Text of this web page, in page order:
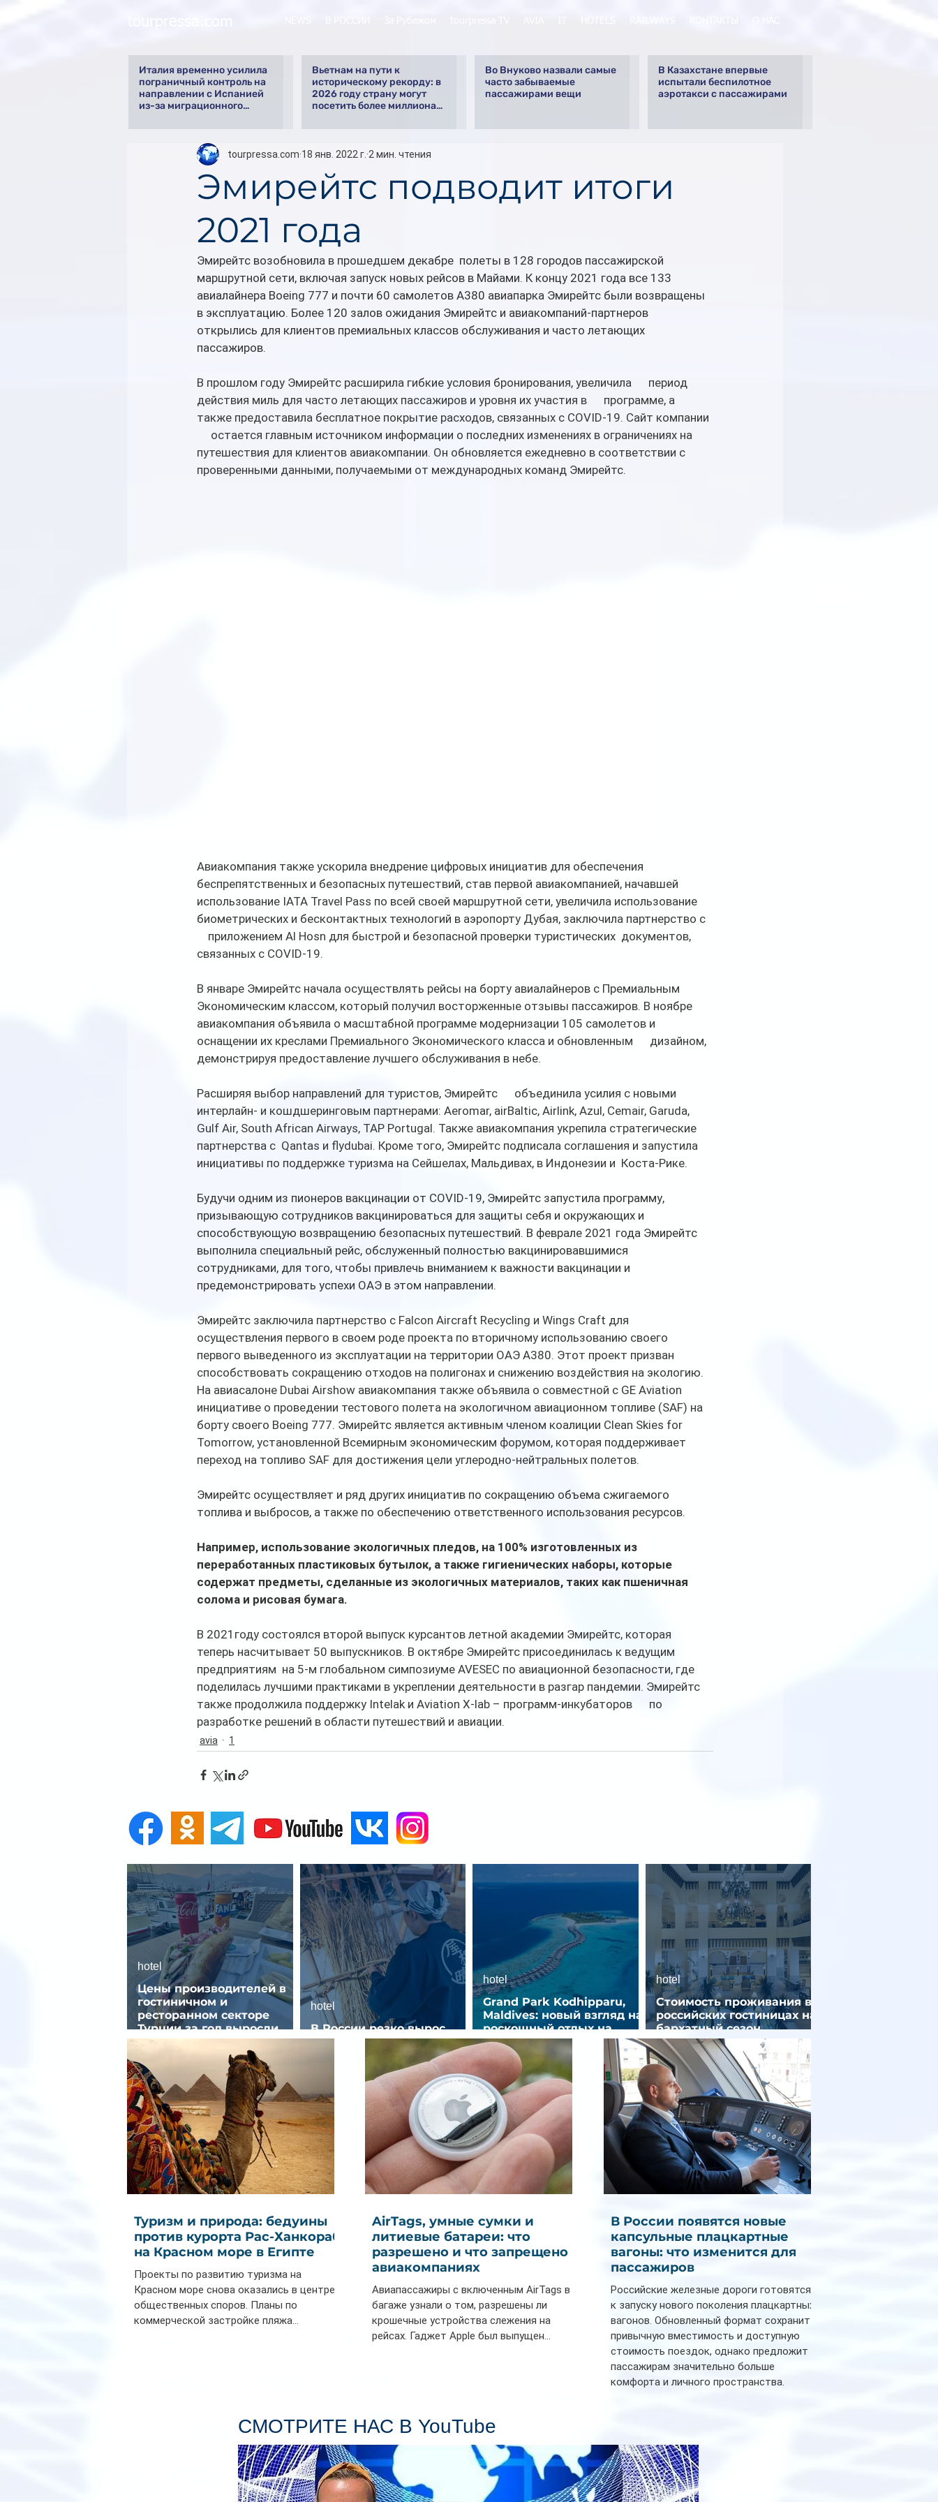
Италия временно усилила
пограничный контроль на
направлении с Испанией
из-за миграционного
Вьетнам на пути к
историческому рекорду: в
2026 году страну могут
посетить более миллиона
Во Внуково назвали самые
часто забываемые
пассажирами вещи
В Казахстане впервые
испытали беспилотное
аэротакси с пассажирами
Эмирейтс подводит итоги
2021 года
tourpressa.com 18 янв. 2022 г. 2 мин. чтения
Эмирейтс возобновила в прошедшем декабре  полеты в 128 городов пассажирской
маршрутной сети, включая запуск новых рейсов в Майами. К концу 2021 года все 133
авиалайнера Boeing 777 и почти 60 самолетов A380 авиапарка Эмирейтс были возвращены
в эксплуатацию. Более 120 залов ожидания Эмирейтс и авиакомпаний-партнеров
открылись для клиентов премиальных классов обслуживания и часто летающих
пассажиров.
В прошлом году Эмирейтс расширила гибкие условия бронирования, увеличила      период
действия миль для часто летающих пассажиров и уровня их участия в      программе, а
также предоставила бесплатное покрытие расходов, связанных с COVID-19. Сайт компании
     остается главным источником информации о последних изменениях в ограничениях на
путешествия для клиентов авиакомпании. Он обновляется ежедневно в соответствии с
проверенными данными, получаемыми от международных команд Эмирейтс.
Авиакомпания также ускорила внедрение цифровых инициатив для обеспечения
беспрепятственных и безопасных путешествий, став первой авиакомпанией, начавшей
использование IATA Travel Pass по всей своей маршрутной сети, увеличила использование
биометрических и бесконтактных технологий в аэропорту Дубая, заключила партнерство с
    приложением Al Hosn для быстрой и безопасной проверки туристических  документов,
связанных с COVID-19.
В январе Эмирейтс начала осуществлять рейсы на борту авиалайнеров с Премиальным
Экономическим классом, который получил восторженные отзывы пассажиров. В ноябре
авиакомпания объявила о масштабной программе модернизации 105 самолетов и
оснащении их креслами Премиального Экономического класса и обновленным      дизайном,
демонстрируя предоставление лучшего обслуживания в небе.
Расширяя выбор направлений для туристов, Эмирейтс      объединила усилия с новыми
интерлайн- и кошдшеринговым партнерами: Aeromar, airBaltic, Airlink, Azul, Cemair, Garuda,
Gulf Air, South African Airways, TAP Portugal. Также авиакомпания укрепила стратегические
партнерства с  Qantas и flydubai. Кроме того, Эмирейтс подписала соглашения и запустила
инициативы по поддержке туризма на Сейшелах, Мальдивах, в Индонезии и  Коста-Рике.
Будучи одним из пионеров вакцинации от COVID-19, Эмирейтс запустила программу,
призывающую сотрудников вакцинироваться для защиты себя и окружающих и
способствующую возвращению безопасных путешествий. В феврале 2021 года Эмирейтс
выполнила специальный рейс, обслуженный полностью вакцинировавшимися
сотрудниками, для того, чтобы привлечь вниманием к важности вакцинации и
предемонстрировать успехи ОАЭ в этом направлении.
Эмирейтс заключила партнерство с Falcon Aircraft Recycling и Wings Craft для
осуществления первого в своем роде проекта по вторичному использованию своего
первого выведенного из эксплуатации на территории ОАЭ A380. Этот проект призван
способствовать сокращению отходов на полигонах и снижению воздействия на экологию.
На авиасалоне Dubai Airshow авиакомпания также объявила о совместной с GE Aviation
инициативе о проведении тестового полета на экологичном авиационном топливе (SAF) на
борту своего Boeing 777. Эмирейтс является активным членом коалиции Clean Skies for
Tomorrow, установленной Всемирным экономическим форумом, которая поддерживает
переход на топливо SAF для достижения цели углеродно-нейтральных полетов.
Эмирейтс осуществляет и ряд других инициатив по сокращению объема сжигаемого
топлива и выбросов, а также по обеспечению ответственного использования ресурсов.
Например, использование экологичных пледов, на 100% изготовленных из
переработанных пластиковых бутылок, а также гигиенических наборы, которые
содержат предметы, сделанные из экологичных материалов, таких как пшеничная
солома и рисовая бумага.
В 2021году состоялся второй выпуск курсантов летной академии Эмирейтс, которая
теперь насчитывает 50 выпускников. В октябре Эмирейтс присоединилась к ведущим
предприятиям  на 5-м глобальном симпозиуме AVESEC по авиационной безопасности, где
поделилась лучшими практиками в укреплении деятельности в разгар пандемии. Эмирейтс
также продолжила поддержку Intelak и Aviation X-lab – программ-инкубаторов      по
разработке решений в области путешествий и авиации.
avia 1
Цены производителей в
гостиничном и
ресторанном секторе
Турции за год выросли
почти на 32%
hotel
В России резко вырос
спрос на отели без звезд
hotel
Grand Park Kodhipparu,
Maldives: новый взгляд на
роскошный отдых на
Мальдивах
hotel
Стоимость проживания в
российских гостиницах на
бархатный сезон
снизилась на 9%
hotel
Туризм и природа: бедуины
против курорта Рас-Ханкораб
на Красном море в Египте
Проекты по развитию туризма на
Красном море снова оказались в центре
общественных споров. Планы по
коммерческой застройке пляжа...
AirTags, умные сумки и
литиевые батареи: что
разрешено и что запрещено в
авиакомпаниях
Авиапассажиры с включенным AirTags в
багаже узнали о том, разрешены ли
крошечные устройства слежения на
рейсах. Гаджет Apple был выпущен...
В России появятся новые
капсульные плацкартные
вагоны: что изменится для
пассажиров
Российские железные дороги готовятся
к запуску нового поколения плацкартных
вагонов. Обновленный формат сохранит
привычную вместимость и доступную
стоимость поездок, однако предложит
пассажирам значительно больше
комфорта и личного пространства.
индивидуальные шторки у каждого
спального места. Они позволят
пассажирам закрыть свою полку во
время сна или отдыха, создав ощуще
СМОТРИТЕ НАС В YouTube